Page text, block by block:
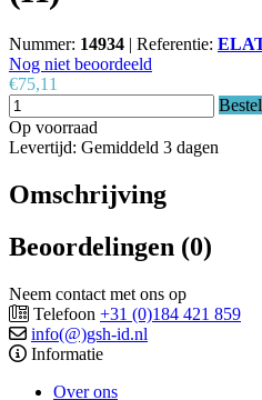
Nummer: 14934 | Referentie:
Nog niet beoordeeld
€75,11
Op voorraad
Levertijd: Gemiddeld 3 dagen
Omschrijving
Beoordelingen (0)
Neem contact met ons op
Telefoon +31 (0)184 421 859
info(@)gsh-id.nl
Informatie
Over ons